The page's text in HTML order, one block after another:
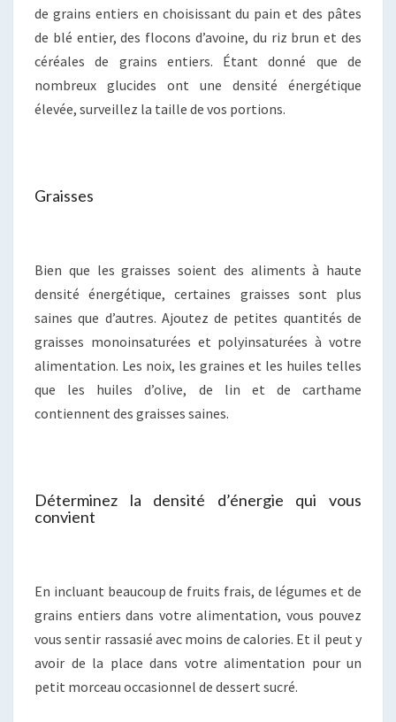
de grains entiers en choisissant du pain et des pâtes
de blé entier, des flocons d’avoine, du riz brun et des
céréales de grains entiers. Étant donné que de
nombreux glucides ont une densité énergétique
élevée, surveillez la taille de vos portions.
Graisses
Bien que les graisses soient des aliments à haute
densité énergétique, certaines graisses sont plus
saines que d’autres. Ajoutez de petites quantités de
graisses monoinsaturées et polyinsaturées à votre
alimentation. Les noix, les graines et les huiles telles
que les huiles d’olive, de lin et de carthame
contiennent des graisses saines.
Déterminez la densité d’énergie qui vous
convient
En incluant beaucoup de fruits frais, de légumes et de
grains entiers dans votre alimentation, vous pouvez
vous sentir rassasié avec moins de calories. Et il peut y
avoir de la place dans votre alimentation pour un
petit morceau occasionnel de dessert sucré.